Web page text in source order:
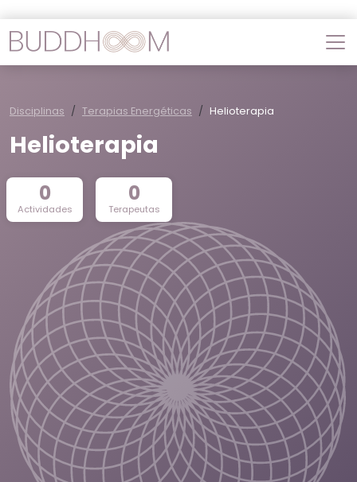
Disciplinas Terapias Energéticas Helioterapia
Helioterapia
0
Actividades
0
Terapeutas